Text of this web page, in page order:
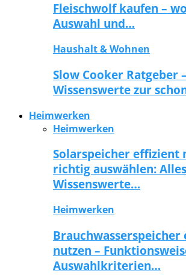
Fleischwolf kaufen –
Auswahl und…
Haushalt & Wohnen
Slow Cooker Ratgeber
Wissenswerte zur
Heimwerken
Heimwerken
Solarspeicher effizient
richtig auswählen: Alles
Wissenswerte…
Heimwerken
nutzen –
Auswahlkriterien…